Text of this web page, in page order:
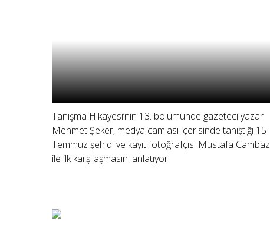
Tanışma Hikayesi’nin 13. bölümünde gazeteci yazar
Mehmet Şeker, medya camiası içerisinde tanıştığı 15
Temmuz şehidi ve kayıt fotoğrafçısı Mustafa Cambaz
ile ilk karşılaşmasını anlatıyor.